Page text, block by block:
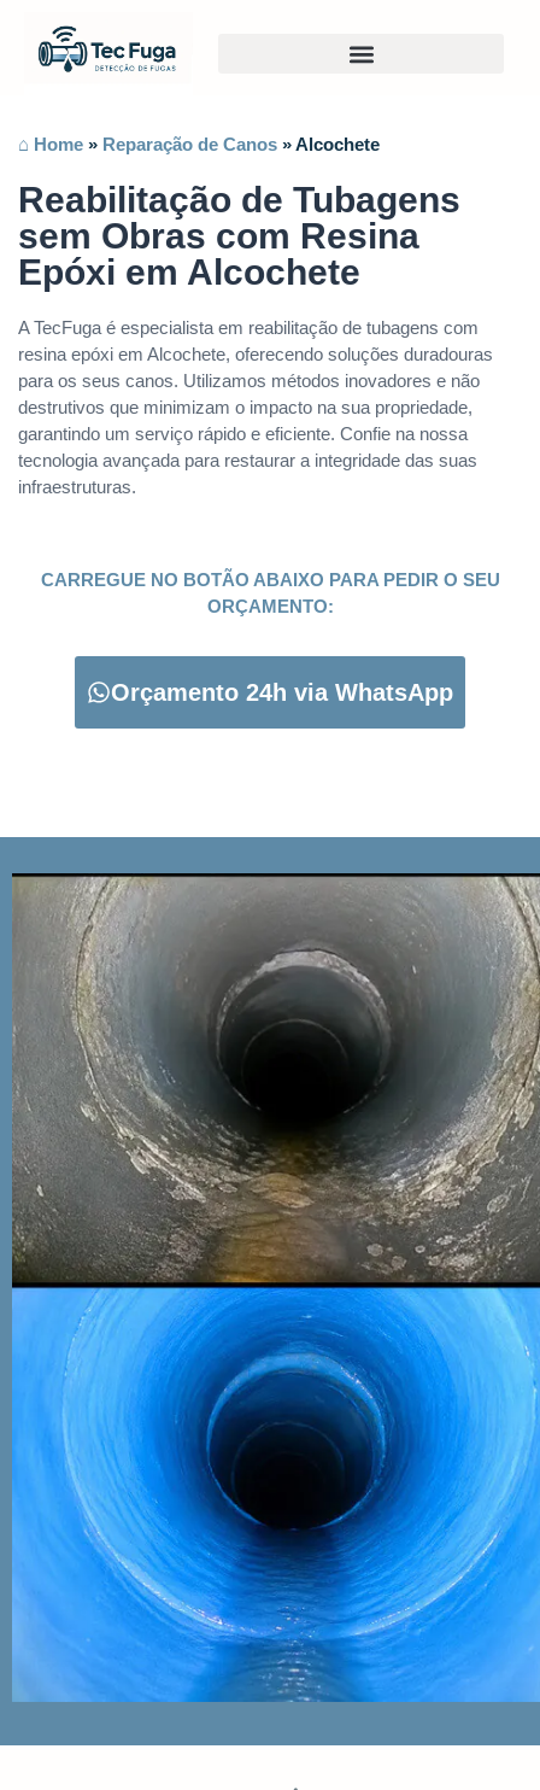
⌂ Home » Reparação de Canos »Alcochete
Reabilitação de Tubagens
sem Obras com Resina
Epóxi em Alcochete
A TecFuga é especialista em reabilitação de tubagens com
resina epóxi em Alcochete, oferecendo soluções duradouras
para os seus canos. Utilizamos métodos inovadores e não
destrutivos que minimizam o impacto na sua propriedade,
garantindo um serviço rápido e eficiente. Confie na nossa
tecnologia avançada para restaurar a integridade das suas
infraestruturas.
CARREGUE NO BOTÃO ABAIXO PARA PEDIR O SEU
ORÇAMENTO:
Orçamento 24h via WhatsApp